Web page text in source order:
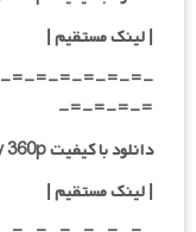
| لینک مستقیم|
=-=-=-=-=-=-
=-=-=-=-
دانلود با کیفیت BluRay 360p ریلیز F2M
| لینک مستقیم|